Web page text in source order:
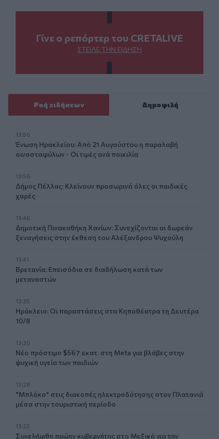
Γίνε ο ρεπόρτερ του CRETALIVE
ΣΤΕΊΛΕ ΤΗΝ ΕΊΔΗΣΗ
Ροή ειδήσεων Δημοφιλή
13:56
Ένωση Ηρακλείου: Από 21 Αυγούστου η παραλαβή
οινοσταφύλων - Οι τιμές ανά ποικιλία
13:56
Δήμος Πέλλας: Κλείνουν προσωρινά όλες οι παιδικές
χαρές
13:46
Δημοτική Πινακοθήκη Χανίων: Συνεχίζονται οι δωρεάν
ξεναγήσεις στην έκθεση του Αλέξανδρου Ψυχούλη
13:41
Βρετανία: Επεισόδια σε διαδήλωση κατά των
μεταναστών
13:35
Ηράκλειο: Οι παραστάσεις στα Κηποθέατρα τη Δευτέρα
10/8
13:30
Νέο πρόστιμο $567 εκατ. στη Meta για βλάβες στην
ψυχική υγεία των παιδιών
13:28
"Μπλόκο" στις διακοπές ηλεκτροδότησης στον Πλατανιά
μέσα στην τουριστική περίοδο
13:22
Συνελήφθη πρώην κυβερνήτης στο Μεξικό για την